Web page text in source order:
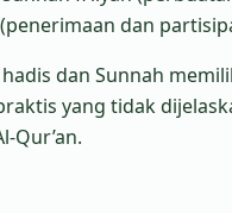
dan
dan Sunnah
yang tidak
Qur’an.